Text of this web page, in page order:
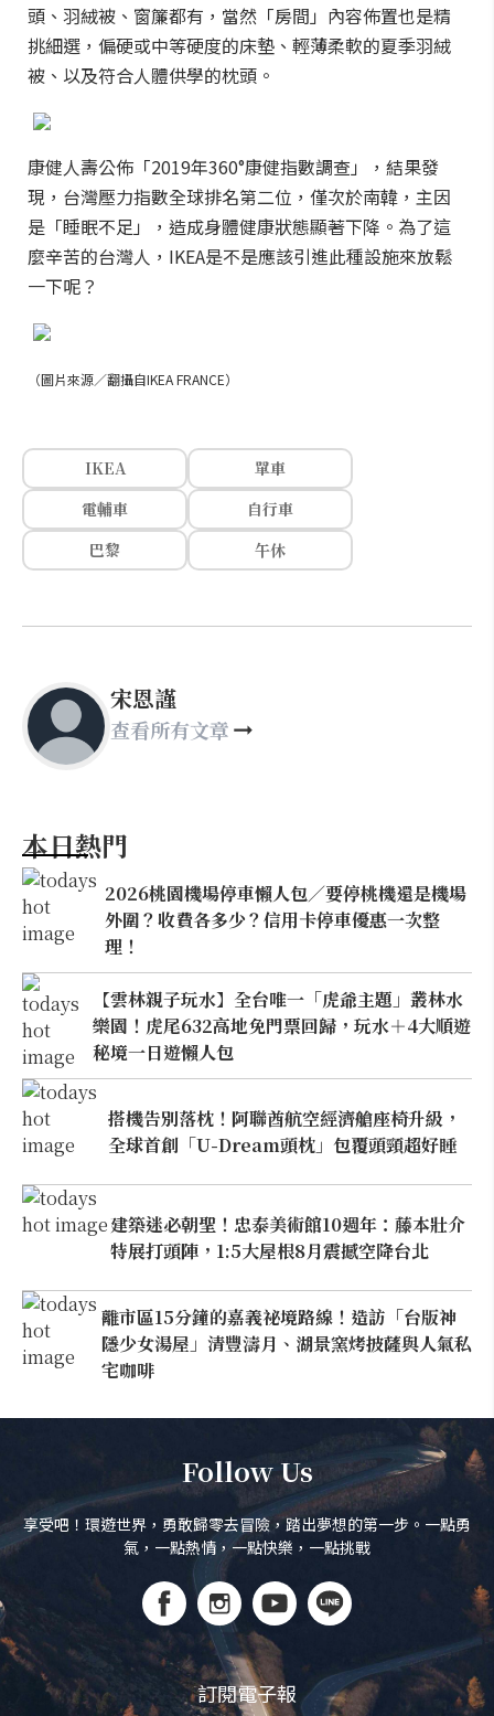
頭、羽絨被、窗簾都有，當然「房間」內容佈置也是精
挑細選，偏硬或中等硬度的床墊、輕薄柔軟的夏季羽絨
被、以及符合人體供學的枕頭。
康健人壽公佈「2019年360°康健指數調查」，結果發
現，台灣壓力指數全球排名第二位，僅次於南韓，主因
是「睡眠不足」，造成身體健康狀態顯著下降。為了這
麼辛苦的台灣人，IKEA是不是應該引進此種設施來放鬆
一下呢？
（圖片來源／翻攝自IKEA FRANCE）
IKEA
單車
電輔車
自行車
巴黎
午休
宋恩謹
查看所有文章
本日熱門
2026桃園機場停車懶人包／要停桃機還是機場
外圍？收費各多少？信用卡停車優惠一次整
理！
【雲林親子玩水】全台唯一「虎爺主題」叢林水
樂園！虎尾632高地免門票回歸，玩水＋4大順遊
秘境一日遊懶人包
搭機告別落枕！阿聯酋航空經濟艙座椅升級，
全球首創「U-Dream頭枕」包覆頭頸超好睡
建築迷必朝聖！忠泰美術館10週年：藤本壯介
特展打頭陣，1:5大屋根8月震撼空降台北
離市區15分鐘的嘉義祕境路線！造訪「台版神
隱少女湯屋」清豐濤月、湖景窯烤披薩與人氣私
宅咖啡
Follow Us
享受吧！環遊世界，勇敢歸零去冒險，踏出夢想的第一步。一點勇
氣，一點熱情，一點快樂，一點挑戰
訂閱電子報